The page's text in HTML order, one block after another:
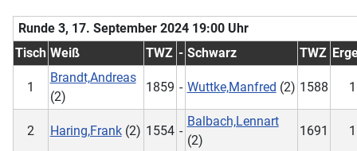
Runde 3, 17. September 2024 19:00 Uhr
Tisch Weiß TWZ - Schwarz TWZ
1
Brandt,Andreas
(2)
1859 - Wuttke,Manfred (2) 1588
2 Haring,Frank(2) 1554 -
Balbach,Lennart
(2)
1691